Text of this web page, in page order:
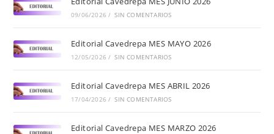
09/06/2026 / SIN COMENTARIOS
Editorial Cavedrepa MES MAYO 2026
12/05/2026 / SIN COMENTARIOS
Editorial Cavedrepa MES ABRIL 2026
17/04/2026 / SIN COMENTARIOS
Editorial Cavedrepa MES MARZO 2026